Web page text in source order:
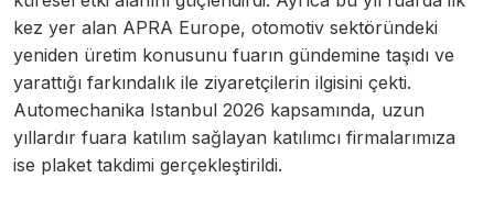
kez yer alan APRA Europe, otomotiv sektöründeki
yeniden üretim konusunu fuarın gündemine taşıdı ve
yarattığı farkındalık ile ziyaretçilerin ilgisini çekti.
Automechanika Istanbul 2026 kapsamında, uzun
yıllardır fuara katılım sağlayan katılımcı firmalarımıza
ise plaket takdimi gerçekleştirildi.